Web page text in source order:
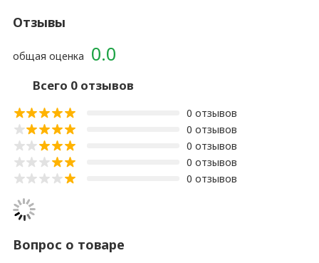
Отзывы
0.0
общая оценка
Всего 0 отзывов
0 отзывов
0 отзывов
0 отзывов
0 отзывов
0 отзывов
Вопрос о товаре